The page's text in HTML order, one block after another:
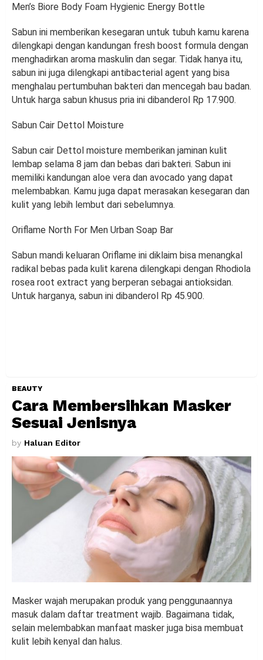
Men’s Biore Body Foam Hygienic Energy Bottle
Sabun ini memberikan kesegaran untuk tubuh kamu karena
dilengkapi dengan kandungan fresh boost formula dengan
menghadirkan aroma maskulin dan segar. Tidak hanya itu,
sabun ini juga dilengkapi antibacterial agent yang bisa
menghalau pertumbuhan bakteri dan mencegah bau badan.
Untuk harga sabun khusus pria ini dibanderol Rp 17.900.
Sabun Cair Dettol Moisture
Sabun cair Dettol moisture memberikan jaminan kulit
lembap selama 8 jam dan bebas dari bakteri. Sabun ini
memiliki kandungan aloe vera dan avocado yang dapat
melembabkan. Kamu juga dapat merasakan kesegaran dan
kulit yang lebih lembut dari sebelumnya.
Oriflame North For Men Urban Soap Bar
Sabun mandi keluaran Oriflame ini diklaim bisa menangkal
radikal bebas pada kulit karena dilengkapi dengan Rhodiola
rosea root extract yang berperan sebagai antioksidan.
Untuk harganya, sabun ini dibanderol Rp 45.900.
BEAUTY
Cara Membersihkan Masker
Sesuai Jenisnya
by Haluan Editor
Masker wajah merupakan produk yang penggunaannya
masuk dalam daftar treatment wajib. Bagaimana tidak,
selain melembabkan manfaat masker juga bisa membuat
kulit lebih kenyal dan halus.